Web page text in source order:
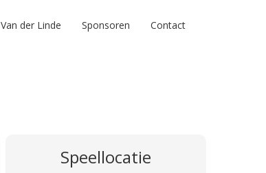
Van der Linde Sponsoren Contact
Speellocatie